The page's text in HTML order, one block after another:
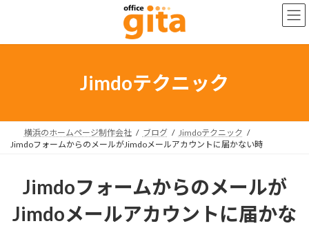
ン
ー
Jimdoテクニック
横浜のホームページ制作会社 ブログ
Jimdoテクニック
JimdoフォームからのメールがJimdoメールアカウントに届かない時
Jimdoフォームからのメールが
Jimdoメールアカウントに届かな